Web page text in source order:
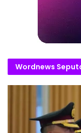
Wordnews